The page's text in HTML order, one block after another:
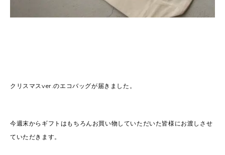
クリスマスver.のエコバッグが届きました。
今週末からギフトはもちろんお買い物していただいた皆様にお渡しさせ
ていただきます。